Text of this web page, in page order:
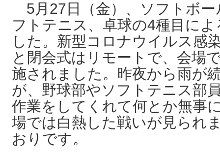
5月27日（金）、ソフトボー
フトテニス、卓球の4種目に
した。新型コロナウイルス感
と閉会式はリモートで、会場
施されました。昨夜から雨が
が、野球部やソフトテニス部
作業をしてくれて何とか無事
場では白熱した戦いが見られ
おりです。